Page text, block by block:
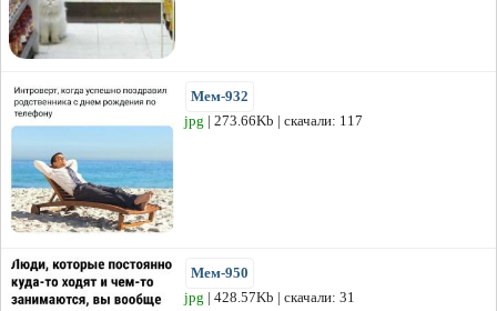
Мем-932
jpg | 273.66Kb | скачали: 117
Мем-950
jpg | 428.57Kb | скачали: 31